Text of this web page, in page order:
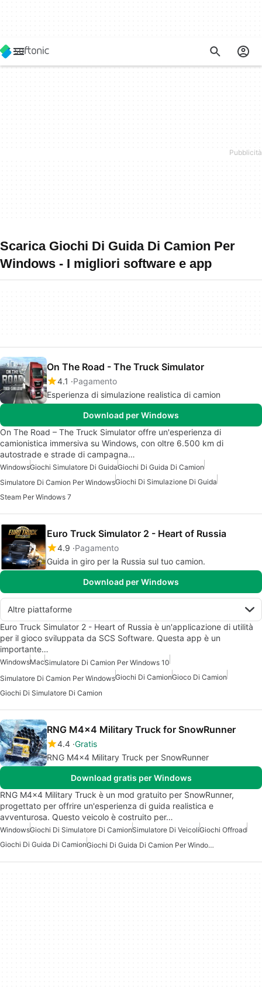
Scarica Giochi Di Guida Di Camion Per
Windows - I migliori software e app
On The Road - The Truck Simulator
4.1
Pagamento
Esperienza di simulazione realistica di camion
Download per Windows
On The Road – The Truck Simulator offre un'esperienza di
camionistica immersiva su Windows, con oltre 6.500 km di
autostrade e strade di campagna…
WindowsGiochi Simulatore Di GuidaGiochi Di Guida Di Camion
Simulatore Di Camion Per WindowsGiochi Di Simulazione Di Guida
Steam Per Windows 7
Euro Truck Simulator 2 - Heart of Russia
4.9 Pagamento
Guida in giro per la Russia sul tuo camion.
Download per Windows
Altre piattaforme
Euro Truck Simulator 2 - Heart of Russia è un'applicazione di utilità
per il gioco sviluppata da SCS Software. Questa app è un
importante…
WindowsMacSimulatore Di Camion Per Windows 10
Simulatore Di Camion Per WindowsGiochi Di CamionGioco Di Camion
Giochi Di Simulatore Di Camion
RNG M4x4 Military Truck for SnowRunner
4.4 Gratis
RNG M4x4 Military Truck per SnowRunner
Download gratis per Windows
RNG M4x4 Military Truck è un mod gratuito per SnowRunner,
progettato per offrire un'esperienza di guida realistica e
avventurosa. Questo veicolo è costruito per…
WindowsGiochi Di Simulatore Di CamionSimulatore Di VeicoliGiochi Offroad
Giochi Di Guida Di Camion
Giochi Di Guida Di Camion Per Windows